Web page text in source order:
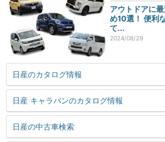
アウトドアに
め10選！ 便利
て...
2024/08/29
日産のカタログ情報
日産 キャラバンのカタログ情報
日産の中古車検索